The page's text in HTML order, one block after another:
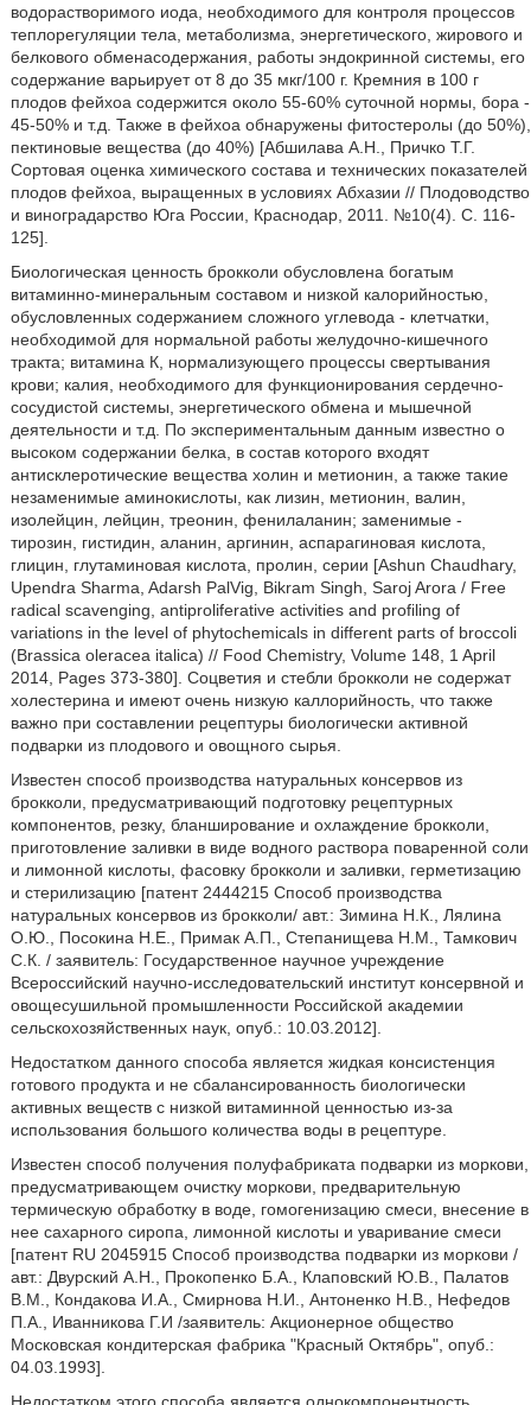
водорастворимого иода, необходимого для контроля процессов
теплорегуляции тела, метаболизма, энергетического, жирового и
белкового обменасодержания, работы эндокринной системы, его
содержание варьирует от 8 до 35 мкг/100 г. Кремния в 100 г
плодов фейхоа содержится около 55-60% суточной нормы, бора -
45-50% и т.д. Также в фейхоа обнаружены фитостеролы (до 50%),
пектиновые вещества (до 40%) [Абшилава А.Н., Причко Т.Г.
Сортовая оценка химического состава и технических показателей
плодов фейхоа, выращенных в условиях Абхазии // Плодоводство
и виноградарство Юга России, Краснодар, 2011. №10(4). С. 116-
125].
Биологическая ценность брокколи обусловлена богатым
витаминно-минеральным составом и низкой калорийностью,
обусловленных содержанием сложного углевода - клетчатки,
необходимой для нормальной работы желудочно-кишечного
тракта; витамина К, нормализующего процессы свертывания
крови; калия, необходимого для функционирования сердечно-
сосудистой системы, энергетического обмена и мышечной
деятельности и т.д. По экспериментальным данным известно о
высоком содержании белка, в состав которого входят
антисклеротические вещества холин и метионин, а также такие
незаменимые аминокислоты, как лизин, метионин, валин,
изолейцин, лейцин, треонин, фенилаланин; заменимые -
тирозин, гистидин, аланин, аргинин, аспарагиновая кислота,
глицин, глутаминовая кислота, пролин, серии [Ashun Chaudhary,
Upendra Sharma, Adarsh PalVig, Bikram Singh, Saroj Arora / Free
radical scavenging, antiproliferative activities and profiling of
variations in the level of phytochemicals in different parts of broccoli
(Brassica oleracea italica) // Food Chemistry, Volume 148, 1 April
2014, Pages 373-380]. Соцветия и стебли брокколи не содержат
холестерина и имеют очень низкую каллорийность, что также
важно при составлении рецептуры биологически активной
подварки из плодового и овощного сырья.
Известен способ производства натуральных консервов из
брокколи, предусматривающий подготовку рецептурных
компонентов, резку, бланширование и охлаждение брокколи,
приготовление заливки в виде водного раствора поваренной соли
и лимонной кислоты, фасовку брокколи и заливки, герметизацию
и стерилизацию [патент 2444215 Способ производства
натуральных консервов из брокколи/ авт.: Зимина Н.К., Лялина
О.Ю., Посокина Н.Е., Примак А.П., Степанищева Н.М., Тамкович
С.К. / заявитель: Государственное научное учреждение
Всероссийский научно-исследовательский институт консервной и
овощесушильной промышленности Российской академии
сельскохозяйственных наук, опуб.: 10.03.2012].
Недостатком данного способа является жидкая консистенция
готового продукта и не сбалансированность биологически
активных веществ с низкой витаминной ценностью из-за
использования большого количества воды в рецептуре.
Известен способ получения полуфабриката подварки из моркови,
предусматривающем очистку моркови, предварительную
термическую обработку в воде, гомогенизацию смеси, внесение в
нее сахарного сиропа, лимонной кислоты и уваривание смеси
[патент RU 2045915 Способ производства подварки из моркови /
авт.: Двурский А.Н., Прокопенко Б.А., Клаповский Ю.В., Палатов
В.М., Кондакова И.А., Смирнова Н.И., Антоненко Н.В., Нефедов
П.А., Иванникова Г.И /заявитель: Акционерное общество
Московская кондитерская фабрика "Красный Октябрь", опуб.:
04.03.1993].
Недостатком этого способа является однокомпонентность